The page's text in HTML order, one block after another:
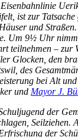
ist zur
und
Um 9½ Uhr
teilnehmen –
Glocken, den
des
bei Alt
und Mayor J.
der
der